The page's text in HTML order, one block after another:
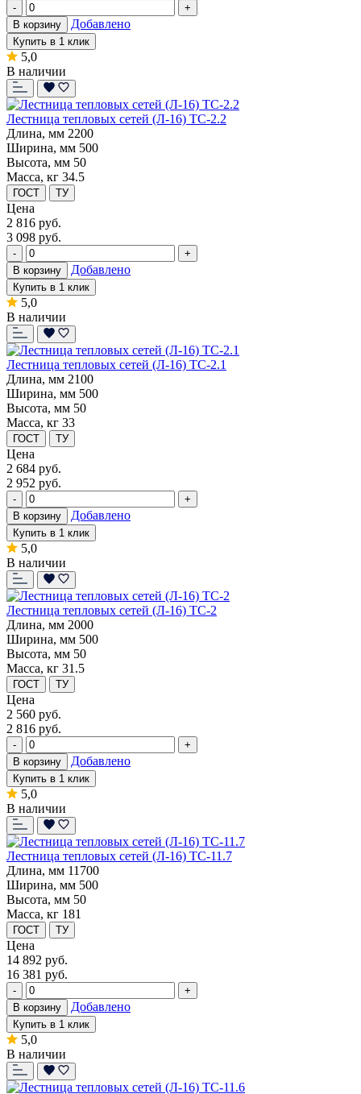
-
+
В корзину
Добавлено
Купить в 1 клик
5,0
В наличии
Лестница тепловых сетей (Л-16) ТС-2.2
Длина, мм 2200
Ширина, мм 500
Высота, мм 50
Масса, кг 34.5
ГОСТ ТУ
Цена
2 816 руб.
3 098 руб.
-
+
В корзину
Добавлено
Купить в 1 клик
5,0
В наличии
Лестница тепловых сетей (Л-16) ТС-2.1
Длина, мм 2100
Ширина, мм 500
Высота, мм 50
Масса, кг 33
ГОСТ ТУ
Цена
2 684 руб.
2 952 руб.
-
+
В корзину
Добавлено
Купить в 1 клик
5,0
В наличии
Лестница тепловых сетей (Л-16) ТС-2
Длина, мм 2000
Ширина, мм 500
Высота, мм 50
Масса, кг 31.5
ГОСТ ТУ
Цена
2 560 руб.
2 816 руб.
-
+
В корзину
Добавлено
Купить в 1 клик
5,0
В наличии
Лестница тепловых сетей (Л-16) ТС-11.7
Длина, мм 11700
Ширина, мм 500
Высота, мм 50
Масса, кг 181
ГОСТ ТУ
Цена
14 892 руб.
16 381 руб.
-
+
В корзину
Добавлено
Купить в 1 клик
5,0
В наличии